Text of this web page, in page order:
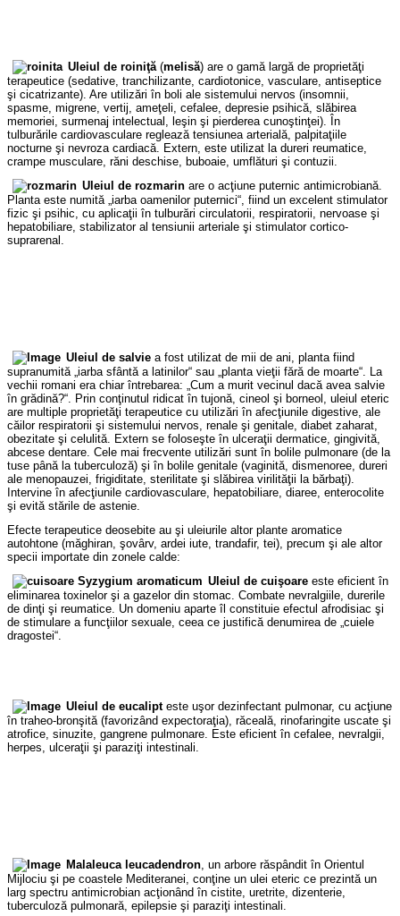
Uleiul de roiniţă(melisă) are o gamă largă de proprietăţi
terapeutice (sedative, tranchilizante, cardiotonice, vasculare, antiseptice
şi cicatrizante). Are utilizări în boli ale sistemului nervos (insomnii,
spasme, migrene, vertij, ameţeli, cefalee, depresie psihică, slăbirea
memoriei, surmenaj intelectual, leşin şi pierderea cunoştinţei). În
tulburările cardiovasculare reglează tensiunea arterială, palpitaţiile
nocturne şi nevroza cardiacă. Extern, este utilizat la dureri reumatice,
crampe musculare, răni deschise, buboaie, umflături şi contuzii.
Uleiul de rozmarin are o acţiune puternic antimicrobiană.
Planta este numită „iarba oamenilor puternici“, fiind un excelent stimulator
fizic şi psihic, cu aplicaţii în tulburări circulatorii, respiratorii, nervoase şi
hepatobiliare, stabilizator al tensiunii arteriale şi stimulator cortico-
suprarenal.
Uleiul de salvie a fost utilizat de mii de ani, planta fiind
supranumită „iarba sfântă a latinilor“ sau „planta vieţii fără de moarte“. La
vechii romani era chiar întrebarea: „Cum a murit vecinul dacă avea salvie
în grădină?“. Prin conţinutul ridicat în tujonă, cineol şi borneol, uleiul eteric
are multiple proprietăţi terapeutice cu utilizări în afecţiunile digestive, ale
căilor respiratorii şi sistemului nervos, renale şi genitale, diabet zaharat,
obezitate şi celulită. Extern se foloseşte în ulceraţii dermatice, gingivită,
abcese dentare. Cele mai frecvente utilizări sunt în bolile pulmonare (de la
tuse până la tuberculoză) şi în bolile genitale (vaginită, dismenoree, dureri
ale menopauzei, frigiditate, sterilitate şi slăbirea virilităţii la bărbaţi).
Intervine în afecţiunile cardiovasculare, hepatobiliare, diaree, enterocolite
şi evită stările de astenie.
Efecte terapeutice deosebite au şi uleiurile altor plante aromatice
autohtone (măghiran, şovârv, ardei iute, trandafir, tei), precum şi ale altor
specii importate din zonele calde:
Uleiul de cuişoare este eficient în
eliminarea toxinelor şi a gazelor din stomac. Combate nevralgiile, durerile
de dinţi şi reumatice. Un domeniu aparte îl constituie efectul afrodisiac şi
de stimulare a funcţiilor sexuale, ceea ce justifică denumirea de „cuiele
dragostei“.
Uleiul de eucalipteste uşor dezinfectant pulmonar, cu acţiune
în traheo-bronşită (favorizând expectoraţia), răceală, rinofaringite uscate şi
atrofice, sinuzite, gangrene pulmonare. Este eficient în cefalee, nevralgii,
herpes, ulceraţii şi paraziţi intestinali.
Malaleuca leucadendron, un arbore răspândit în Orientul
Mijlociu şi pe coastele Mediteranei, conţine un ulei eteric ce prezintă un
larg spectru antimicrobian acţionând în cistite, uretrite, dizenterie,
tuberculoză pulmonară, epilepsie şi paraziţi intestinali.